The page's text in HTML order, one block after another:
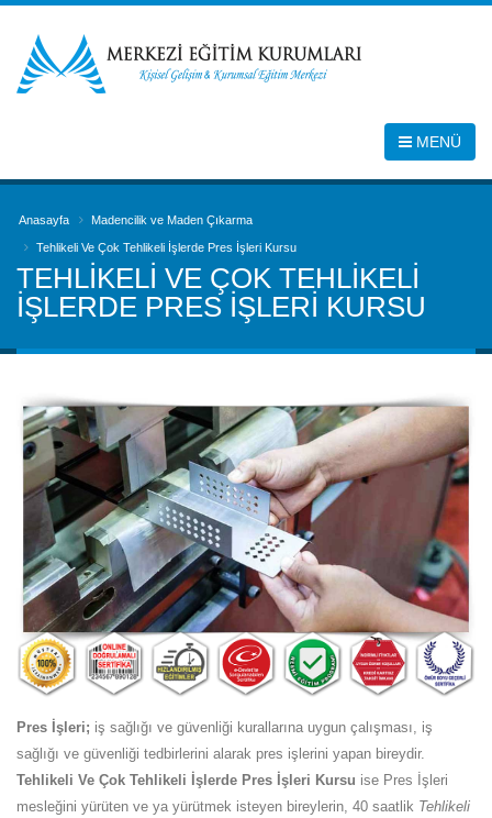
MENÜ
Anasayfa Madencilik ve Maden Çıkarma
Tehlikeli Ve Çok Tehlikeli İşlerde Pres İşleri Kursu
TEHLIKELI VE ÇOK TEHLIKELI
İŞLERDE PRES İŞLERI KURSU
Pres İşleri; iş sağlığı ve güvenliği kurallarına uygun çalışması, iş
sağlığı ve güvenliği tedbirlerini alarak pres işlerini yapan bireydir.
Tehlikeli Ve Çok Tehlikeli İşlerde Pres İşleri Kursu ise Pres İşleri
mesleğini yürüten ve ya yürütmek isteyen bireylerin, 40 saatlik Tehlikeli